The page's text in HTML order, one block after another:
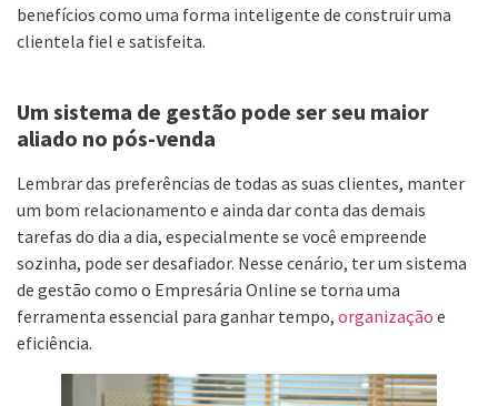
benefícios como uma forma inteligente de construir uma
clientela fiel e satisfeita.
Um sistema de gestão pode ser seu maior
aliado no pós-venda
Lembrar das preferências de todas as suas clientes, manter
um bom relacionamento e ainda dar conta das demais
tarefas do dia a dia, especialmente se você empreende
sozinha, pode ser desafiador. Nesse cenário, ter um sistema
de gestão como o Empresária Online se torna uma
ferramenta essencial para ganhar tempo, organização e
eficiência.